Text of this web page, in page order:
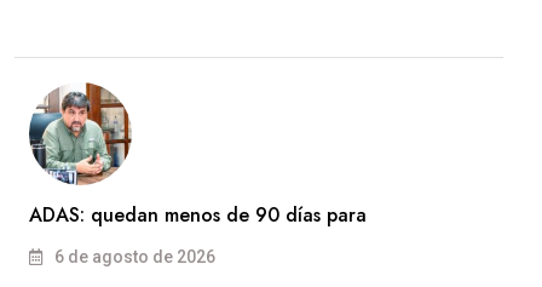
ADAS: quedan menos de 90 días para
6 de agosto de 2026